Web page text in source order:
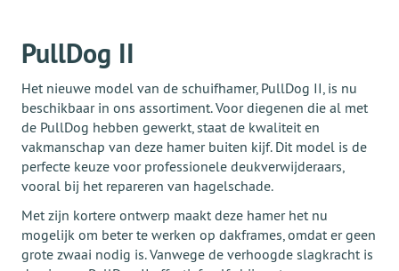
PullDog II
Het nieuwe model van de schuifhamer, PullDog II, is nu
beschikbaar in ons assortiment. Voor diegenen die al met
de PullDog hebben gewerkt, staat de kwaliteit en
vakmanschap van deze hamer buiten kijf. Dit model is de
perfecte keuze voor professionele deukverwijderaars,
vooral bij het repareren van hagelschade.
Met zijn kortere ontwerp maakt deze hamer het nu
mogelijk om beter te werken op dakframes, omdat er geen
grote zwaai nodig is. Vanwege de verhoogde slagkracht is